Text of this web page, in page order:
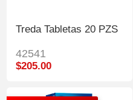
Treda Tabletas 20 PZS
42541
$205.00